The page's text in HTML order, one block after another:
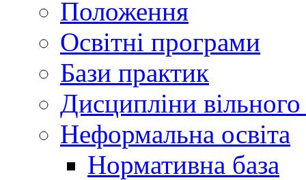
Положення
Освітні програми
Бази практик
Дисципліни
Неформальна освіта
Нормативна база